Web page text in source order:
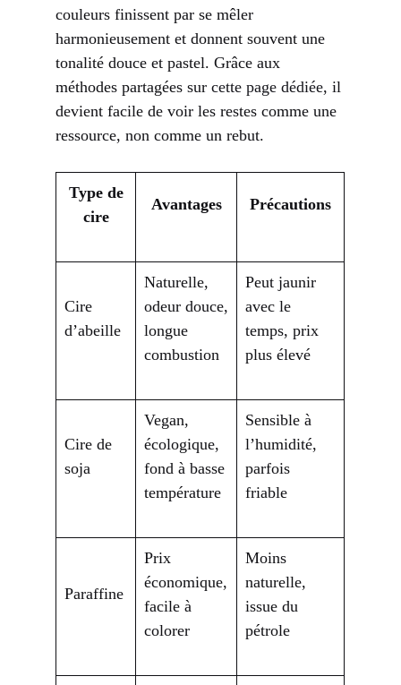
couleurs finissent par se mêler
harmonieusement et donnent souvent une
tonalité douce et pastel. Grâce aux
méthodes partagées surcette page dédiée, il
devient facile de voir les restes comme une
ressource, non comme un rebut.
Type de
cire
Avantages Précautions
Cire
d’abeille
Naturelle,
odeur douce,
longue
combustion
Peut jaunir
avec le
temps, prix
plus élevé
Cire de
soja
Vegan,
écologique,
fond à basse
température
Sensible à
l’humidité,
parfois
friable
Paraffine
Prix
économique,
facile à
colorer
Moins
naturelle,
issue du
pétrole